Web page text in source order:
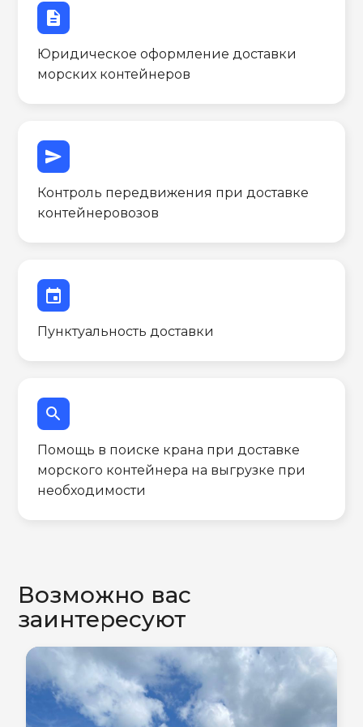
description
Юридическое оформление доставки
морских контейнеров
send
Контроль передвижения при доставке
контейнеровозов
event
Пунктуальность доставки
search
Помощь в поиске крана при доставке
морского контейнера на выгрузке при
необходимости
Возможно вас
заинтересуют